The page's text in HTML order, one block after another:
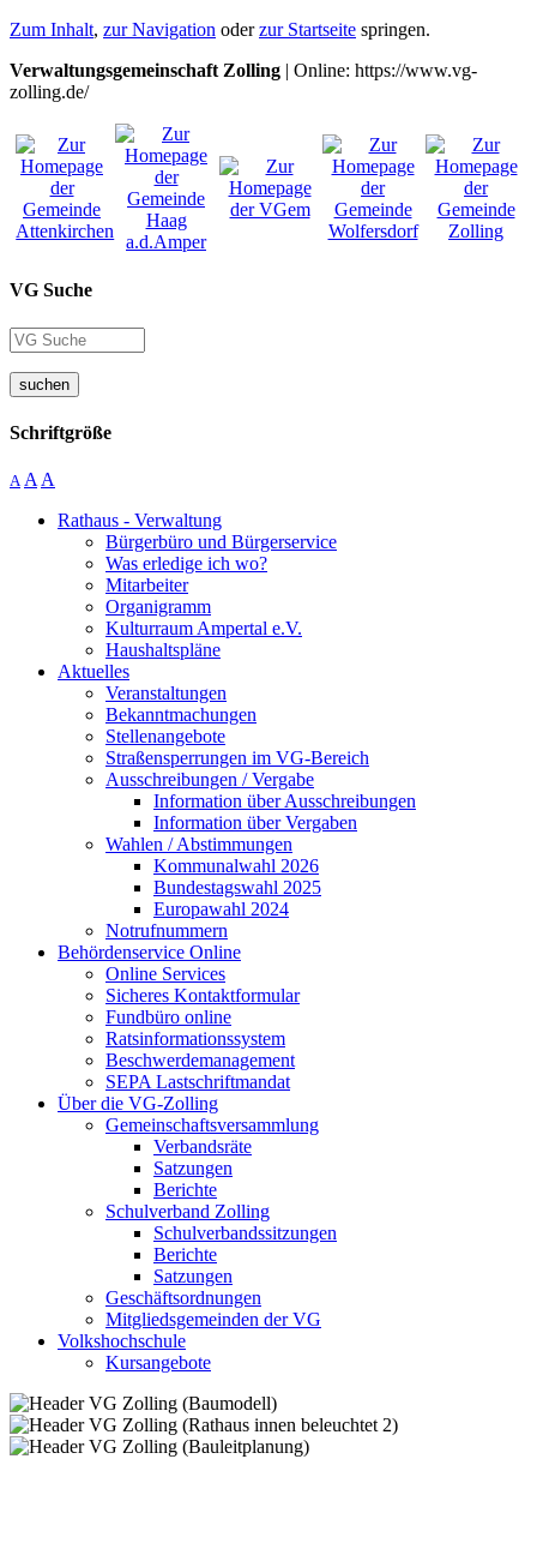
Zum Inhalt, zur Navigation oderzur Startseite springen.
Verwaltungsgemeinschaft Zolling | Online: https://www.vg-
zolling.de/
VG Suche
suchen
Schriftgröße
A A A
Rathaus - Verwaltung
Bürgerbüro und Bürgerservice
Was erledige ich wo?
Mitarbeiter
Organigramm
Kulturraum Ampertal e.V.
Haushaltspläne
Aktuelles
Veranstaltungen
Bekanntmachungen
Stellenangebote
Straßensperrungen im VG-Bereich
Ausschreibungen / Vergabe
Information über Ausschreibungen
Information über Vergaben
Wahlen / Abstimmungen
Kommunalwahl 2026
Bundestagswahl 2025
Europawahl 2024
Notrufnummern
Behördenservice Online
Online Services
Sicheres Kontaktformular
Fundbüro online
Ratsinformationssystem
Beschwerdemanagement
SEPA Lastschriftmandat
Über die VG-Zolling
Gemeinschaftsversammlung
Verbandsräte
Satzungen
Berichte
Schulverband Zolling
Schulverbandssitzungen
Berichte
Satzungen
Geschäftsordnungen
Mitgliedsgemeinden der VG
Volkshochschule
Kursangebote